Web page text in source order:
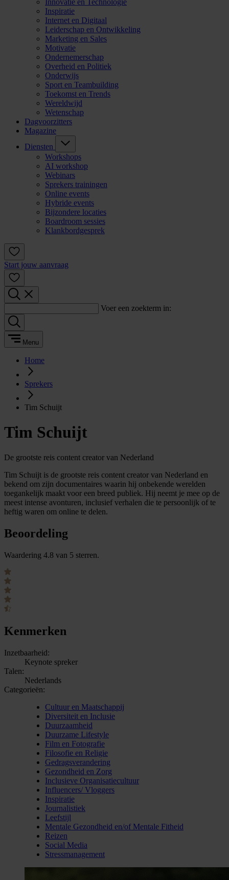
Innovatie en Technologie
Inspiratie
Internet en Digitaal
Leiderschap en Ontwikkeling
Marketing en Sales
Motivatie
Ondernemerschap
Overheid en Politiek
Onderwijs
Sport en Teambuilding
Toekomst en Trends
Wereldwijd
Wetenschap
Dagvoorzitters
Magazine
Diensten
Workshops
AI workshop
Webinars
Sprekers trainingen
Online events
Hybride events
Bijzondere locaties
Boardroom sessies
Klankbordgesprek
Start jouw aanvraag
Voer een zoekterm in:
Menu
Home
Sprekers
Tim Schuijt
Tim Schuijt
De grootste reis content creator van Nederland
Tim Schuijt is de grootste reis content creator van Nederland en
bekend om zijn documentaires waarin hij onbekende werelden
toegankelijk maakt voor een breed publiek. Hij neemt je mee op de
meest intense avonturen, inclusief verhalen die te persoonlijk of te
heftig waren om online te delen.
Beoordeling
Waardering 4.8 van 5 sterren.
Kenmerken
Inzetbaarheid:
Keynote spreker
Talen:
Nederlands
Categorieën:
Cultuur en Maatschappij
Diversiteit en Inclusie
Duurzaamheid
Duurzame Lifestyle
Film en Fotografie
Filosofie en Religie
Gedragsverandering
Gezondheid en Zorg
Inclusieve Organisatiecultuur
Influencers/ Vloggers
Inspiratie
Journalistiek
Leefstijl
Mentale Gezondheid en/of Mentale Fitheid
Reizen
Social Media
Stressmanagement